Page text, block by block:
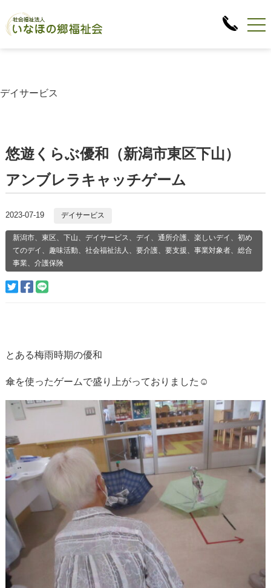
デイサービス
悠遊くらぶ優和（新潟市東区下山）
アンブレラキャッチゲーム
2023-07-19 デイサービス
新潟市、東区、下山、デイサービス、デイ、通所介護、楽しいデイ、初め
てのデイ、趣味活動、社会福祉法人、要介護、要支援、事業対象者、総合
事業、介護保険
とある梅雨時期の優和
傘を使ったゲームで盛り上がっておりました☺